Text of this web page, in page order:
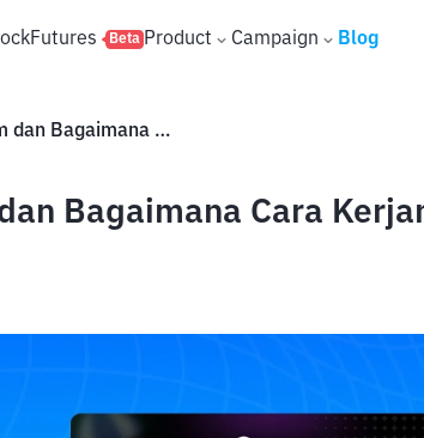
Futures Beta Product Campaign Blog
Apa Itu Airdrop Roam dan Bagaimana Cara Kerjanya?
Bagaimana Cara